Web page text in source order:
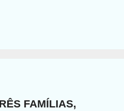
FAMÍLIAS,